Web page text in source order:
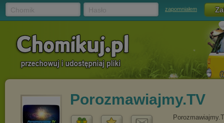
zapomniałem
Porozmawiajmy.TV